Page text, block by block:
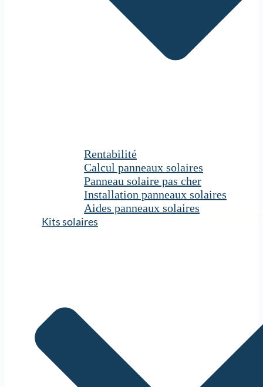
Rentabilité
Calcul panneaux solaires
Panneau solaire pas cher
Installation panneaux solaires
Aides panneaux solaires
Kits solaires